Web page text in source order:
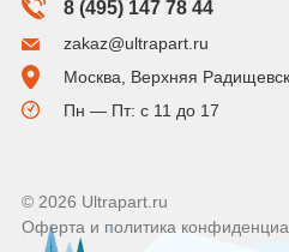
8 (495) 147 78 44
zakaz@ultrapart.ru
Москва, Верхняя
Пн — Пт: с 11 до 17
© 2026 Ultrapart.ru
Оферта и политика